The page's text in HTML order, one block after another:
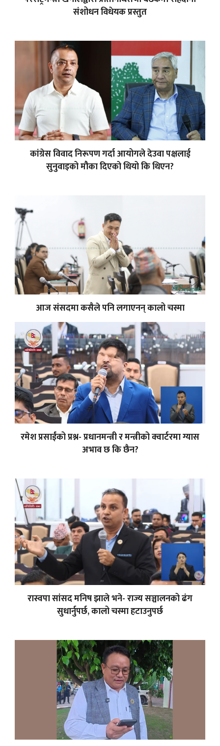
संशोधन विधेयक प्रस्तुत
कांग्रेस विवाद निरूपण गर्दा आयोगले देउवा पक्षलाई
सुनुवाइको मौका दिएको थियो कि थिएन?
आज संसदमा कसैले पनि लगाएनन् कालो चस्मा
रमेश प्रसाईंको प्रश्न- प्रधानमन्त्री र मन्त्रीको क्वार्टरमा ग्यास
अभाव छ कि छैन?
रास्वपा सांसद मनिष झाले भने- राज्य सञ्चालनको ढंग
सुधार्नुपर्छ, कालो चस्मा हटाउनुपर्छ